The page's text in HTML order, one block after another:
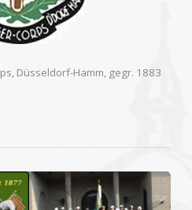
Düsseldorf-Hamm, gegr. 1883